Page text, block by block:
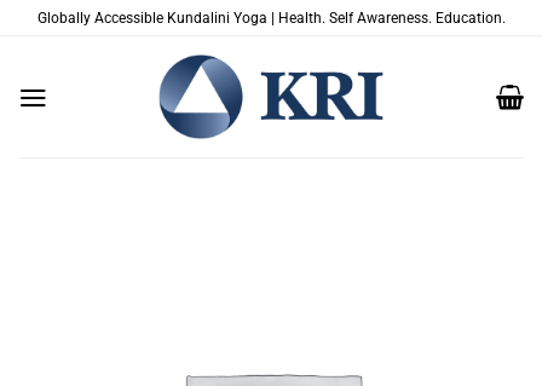
SaltarGlobally Accessible Kundalini Yoga | Health. Self Awareness. Education.